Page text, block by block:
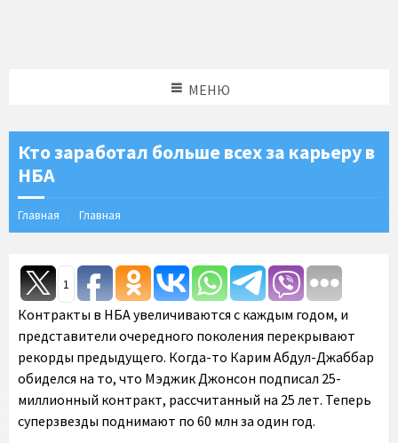
МЕНЮ
Кто заработал больше всех за карьеру в
НБА
Главная Главная
1
Контракты в НБА увеличиваются с каждым годом, и
представители очередного поколения перекрывают
рекорды предыдущего. Когда-то Карим Абдул-Джаббар
обиделся на то, что Мэджик Джонсон подписал 25-
миллионный контракт, рассчитанный на 25 лет. Теперь
суперзвезды поднимают по 60 млн за один год.